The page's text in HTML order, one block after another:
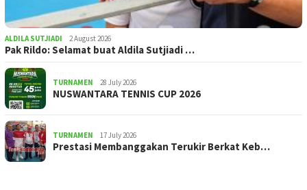
ALDILA SUTJIADI 2 August 2026
Pak Rildo: Selamat buat Aldila Sutjiadi …
TURNAMEN 28 July 2026
NUSWANTARA TENNIS CUP 2026
TURNAMEN 17 July 2026
Prestasi Membanggakan Terukir Berkat Keb…